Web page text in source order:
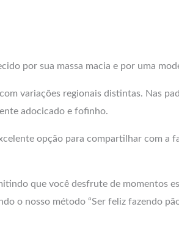
por sua massa macia e por uma
variações regionais distintas. Nas
adocicado e fofinho.
opção para compartilhar com a
que você desfrute de momentos
o nosso método “Ser feliz fazendo